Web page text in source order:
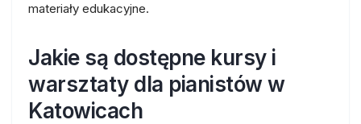
materiały edukacyjne.
Jakie są dostępne kursy i
warsztaty dla pianistów w
Katowicach